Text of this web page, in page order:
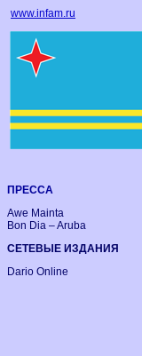
www.infam.ru
ПРЕССА
Awe Mainta
Bon Dia – Aruba
СЕТЕВЫЕ ИЗДАНИЯ
Dario Online